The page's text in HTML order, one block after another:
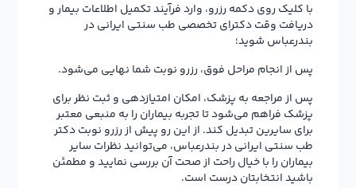
با کلیک روی دکمه رزرو، وارد فرآیند تکمیل اطلاعات بیمار و
دریافت وقت دکترای تخصصی طب سنتی ایرانی در
بندرعباس شوید؛
پس از انجام مراحل فوق، رزرو نوبت شما نهایی می‌شود.
پس از مراجعه به پزشک، امکان امتیازدهی و ثبت نظر برای
پزشک فراهم می‌شود تا تجربه بیماران را به منبعی معتبر
برای سایرین تبدیل کند. از این رو پیش از رزرو نوبت دکتر
طب سنتی ایرانی در بندرعباس، می‌توانید نظرات سایر
بیماران را با خیال راحت از صحت آن بررسی نمایید و مطمئن
باشید انتخابتان درست است.